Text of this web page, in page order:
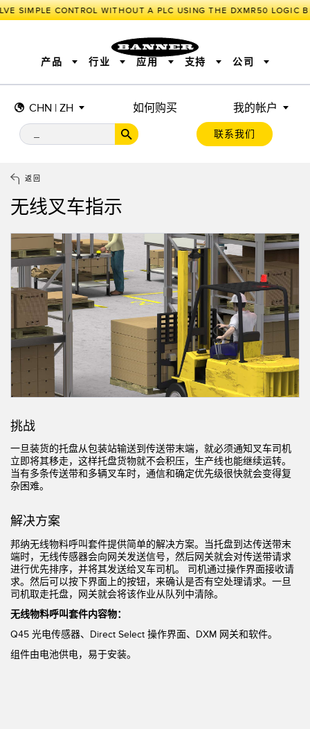
SIMPLE CONTROL WITHOUT A PLC USING THE DXMR50 LOGIC
CHN | ZH 如何购买 我的帐户
联系我们
产品
传感器 测量解决方案
照明和指示
机器安全
工业无线
BARCODE & VISION
绝对值旋转编码器
SNAP SIGNAL
传感器
光电传感器
激光测距
测量光幕
3D飞行时间
雷达传感器
光纤
槽形和标签传感器
色标、颜色和荧光传感器
拾取指示灯传感器
温度传感器
检测阵列和宽光束传感器
无线状态监测传感器
行业 应用
工业物联网与智能工厂
智能传感器
机器防护
追踪和跟踪
拾取指示灯
雷达应用
工业物联网与智能工厂
储罐料位监控
前缘检测
工厂通信
机器监控/设备综合效率
物料、服务或托盘取件呼叫
状况监测：预测性维护和预防性维护
预测性维护与状态监控
预测性维护与状态监控
相关链接
冲洗
IO-Link
支持 公司
返回
无线叉车指示
挑战
一旦装货的托盘从包装站输送到传送带末端，就必须通知叉车司机
立即将其移走，这样托盘货物就不会积压，生产线也能继续运转。
当有多条传送带和多辆叉车时，通信和确定优先级很快就会变得复
杂困难。
解决方案
邦纳无线物料呼叫套件提供简单的解决方案。当托盘到达传送带末
端时，无线传感器会向网关发送信号，然后网关就会对传送带请求
进行优先排序，并将其发送给叉车司机。 司机通过操作界面接收请
求。然后可以按下界面上的按钮，来确认是否有空处理请求。一旦
司机取走托盘，网关就会将该作业从队列中清除。
无线物料呼叫套件内容物：
Q45 光电传感器、Direct Select 操作界面、DXM 网关和软件。
组件由电池供电，易于安装。